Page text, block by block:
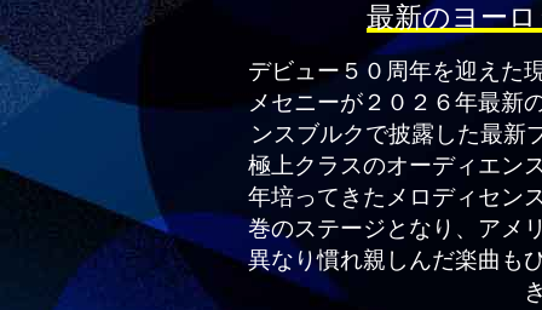
最新のヨー
デビュー５０周年を迎えた
メセニーが２０２６年最新
ンスブルクで披露した最新
極上クラスのオーディエン
年培ってきたメロディセン
巻のステージとなり、アメ
異なり慣れ親しんだ楽曲も